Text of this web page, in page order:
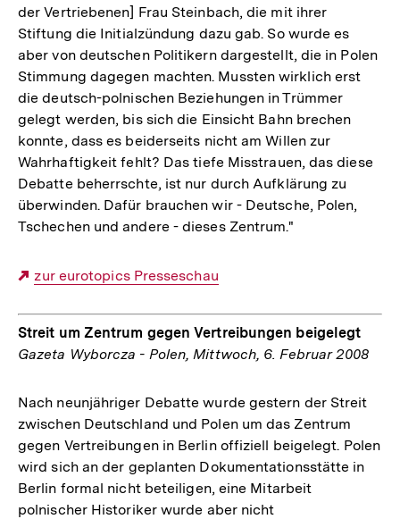
der Vertriebenen] Frau Steinbach, die mit ihrer
Stiftung die Initialzündung dazu gab. So wurde es
aber von deutschen Politikern dargestellt, die in Polen
Stimmung dagegen machten. Mussten wirklich erst
die deutsch-polnischen Beziehungen in Trümmer
gelegt werden, bis sich die Einsicht Bahn brechen
konnte, dass es beiderseits nicht am Willen zur
Wahrhaftigkeit fehlt? Das tiefe Misstrauen, das diese
Debatte beherrschte, ist nur durch Aufklärung zu
überwinden. Dafür brauchen wir - Deutsche, Polen,
Tschechen und andere - dieses Zentrum."
Externer
zur eurotopics Presseschau
Streit um Zentrum gegen Vertreibungen beigelegt
Gazeta Wyborcza - Polen, Mittwoch, 6. Februar 2008
Nach neunjähriger Debatte wurde gestern der Streit
zwischen Deutschland und Polen um das Zentrum
gegen Vertreibungen in Berlin offiziell beigelegt. Polen
wird sich an der geplanten Dokumentationsstätte in
Berlin formal nicht beteiligen, eine Mitarbeit
polnischer Historiker wurde aber nicht